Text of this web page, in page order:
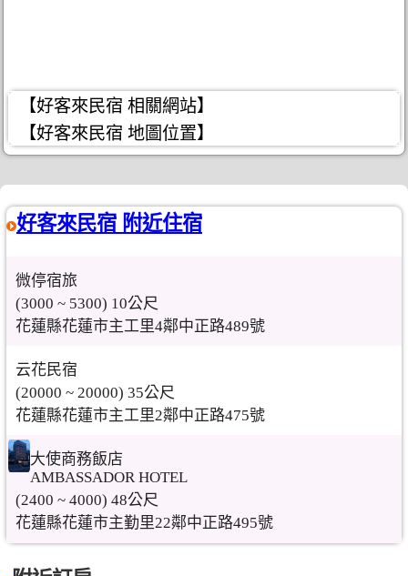
【好客來民宿 相關網站】
【好客來民宿 地圖位置】
好客來民宿 附近住宿
微停宿旅
(3000 ~ 5300) 10公尺
花蓮縣花蓮市主工里4鄰中正路489號
云花民宿
(20000 ~ 20000) 35公尺
花蓮縣花蓮市主工里2鄰中正路475號
大使商務飯店
AMBASSADOR HOTEL
(2400 ~ 4000) 48公尺
花蓮縣花蓮市主勤里22鄰中正路495號